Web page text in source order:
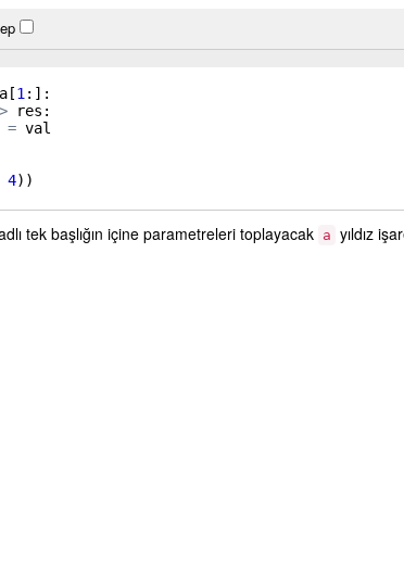
a [1 : ] :
> res :
= val
4))
tek başlığın içine parametreleri toplayacak a yıldız